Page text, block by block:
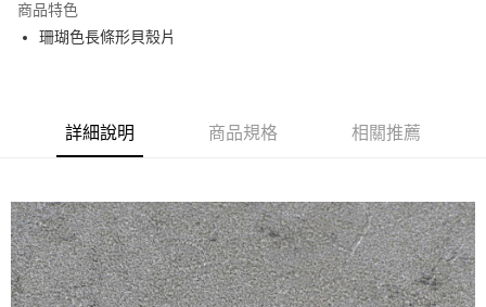
合作金庫商業銀行
華南商業銀行
匯豐（台灣）商業銀行
華泰商業銀行
聯邦商業銀行
玉山商業銀行
星展（台灣）商業銀行
台新國際商業銀行
中國信託商業銀行
台灣樂天信用卡公司
超商取貨付款
AFTEE先享後付
相關說明
【關於「AFTEE先享後付」】
AFTEE先享後付是「在收到商品之後才付款」的支付方式。 讓您購物簡單
ATM付款
商品特色
珊瑚色長條形貝殼片
詳細說明 商品規格 相關推薦